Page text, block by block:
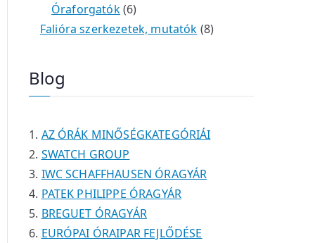
é
k
é
é
e
r
e
r
e
t
k
Óraforgatók 66
t
k
Falióra szerkezetek, mutatók 88
é
Blog
AZ ÓRÁK MINŐSÉGKATEGÓRIÁI
SWATCH GROUP
IWC SCHAFFHAUSEN ÓRAGYÁR
PATEK PHILIPPE ÓRAGYÁR
BREGUET ÓRAGYÁR
EURÓPAI ÓRAIPAR FEJLŐDÉSE